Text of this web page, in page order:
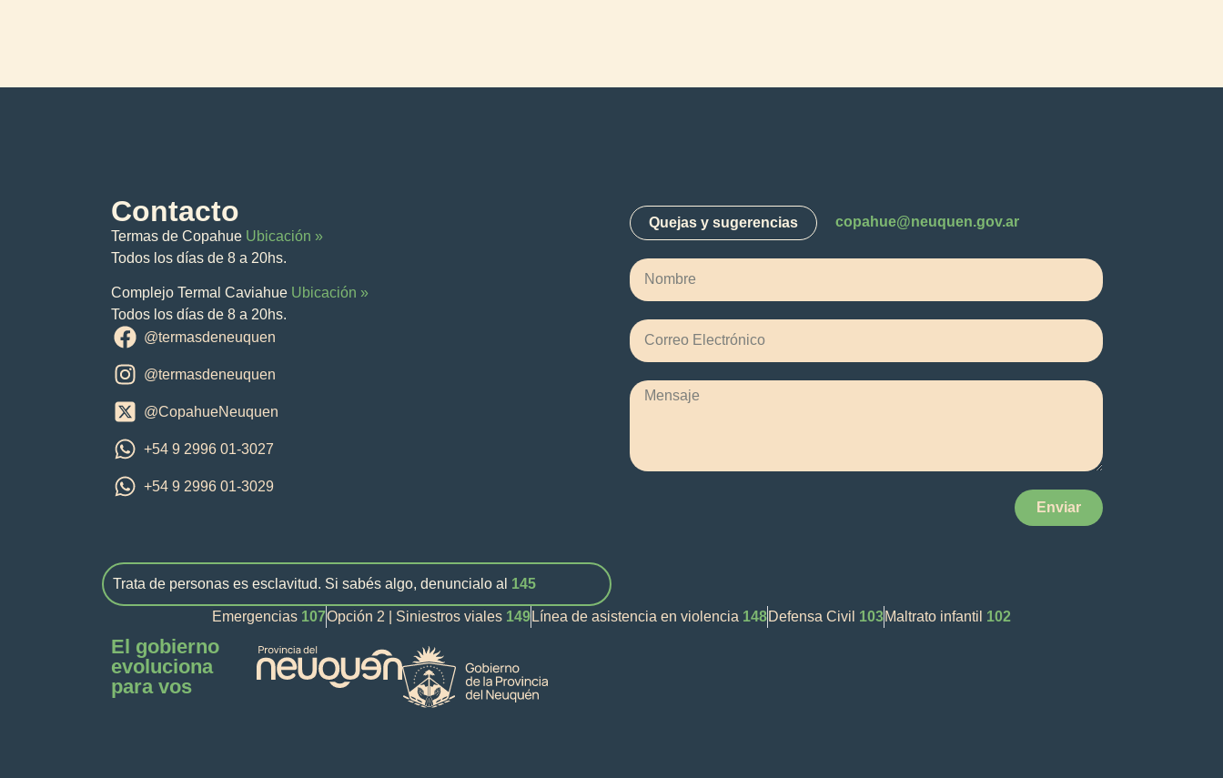
Contacto
Termas de Copahue Ubicación »
Todos los días de 8 a 20hs.
Complejo Termal Caviahue Ubicación »
Todos los días de 8 a 20hs.
@termasdeneuquen
@termasdeneuquen
@CopahueNeuquen
+54 9 2996 01-3027
+54 9 2996 01-3029
Quejas y sugerencias copahue@neuquen.gov.ar
Enviar
Trata de personas es esclavitud. Si sabés algo, denuncialo al 145
Emergencias 107Opción 2 | Siniestros viales 149 Línea de asistencia en violencia 148Defensa Civil 103Maltrato infantil 102
El gobierno
evoluciona
para vos